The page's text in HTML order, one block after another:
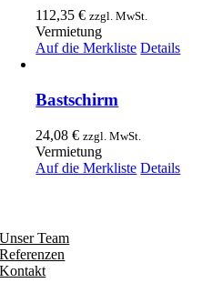
112,35€ zzgl. MwSt.
Vermietung
Auf die Merkliste Details
Bastschirm
24,08€ zzgl. MwSt.
Vermietung
Auf die Merkliste Details
Unser Team
Referenzen
Kontakt